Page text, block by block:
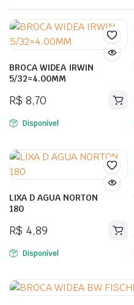
BROCA WIDEA IRWIN
5/32=4.00MM
R$ 8,70
Disponível
LIXA D AGUA NORTON
180
R$ 4,89
Disponível